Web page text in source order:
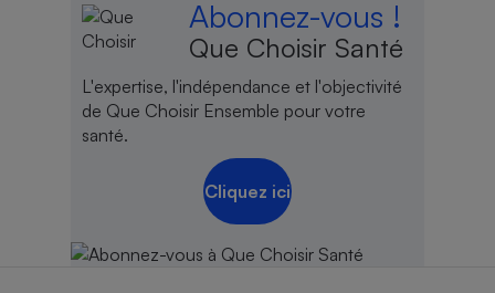
Abonnez-vous !
Que Choisir Santé
L'expertise, l'indépendance et l'objectivité
de Que Choisir Ensemble pour votre
santé.
Cliquez ici